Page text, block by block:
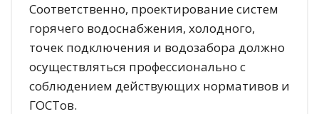
Соответственно, проектирование систем
горячего водоснабжения, холодного,
точек подключения и водозабора должно
осуществляться профессионально с
соблюдением действующих нормативов и
ГОСТов.